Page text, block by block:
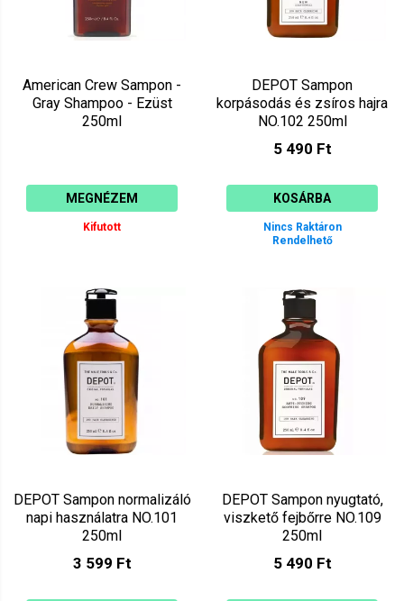
American Crew Sampon -
Gray Shampoo - Ezüst
250ml
MEGNÉZEM
Kifutott
DEPOT Sampon
korpásodás és zsíros hajra
NO.102 250ml
5 490 Ft
KOSÁRBA
Nincs Raktáron
Rendelhető
DEPOT Sampon normalizáló
napi használatra NO.101
250ml
3 599 Ft
DEPOT Sampon nyugtató,
viszkető fejbőrre NO.109
250ml
5 490 Ft